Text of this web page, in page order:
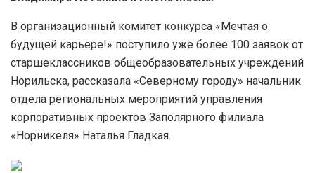
В организационный комитет конкурса «Мечтая о
будущей карьере!» поступило уже более 100 заявок от
старшеклассников общеобразовательных учреждений
Норильска, рассказала «Северному городу» начальник
отдела региональных мероприятий управления
корпоративных проектов Заполярного филиала
«Норникеля» Наталья Гладкая.